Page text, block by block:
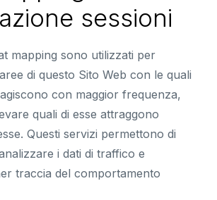
sessioni
mapping sono utilizzati per
di questo Sito Web con le quali
con maggior frequenza,
quali di esse attraggono
Questi servizi permettono di
i dati di traffico e
traccia del comportamento